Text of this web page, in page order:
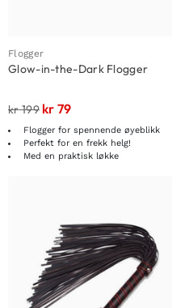
Flogger
Glow-in-the-Dark Flogger
kr199 kr 79
Flogger for spennende øyeblikk
Perfekt for en frekk helg!
Med en praktisk løkke